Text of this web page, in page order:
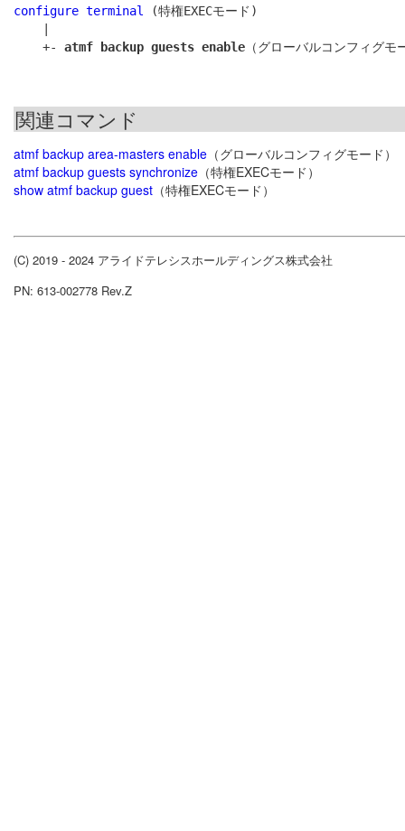
configure terminal
(特権EXECモード)
    +-
atmf backup guests enable
関連コマンド
atmf backup area-masters enable （グローバルコンフィグモード）
atmf backup guests synchronize （特権EXECモード）
show atmf backup guest （特権EXECモード）
(C) 2019 - 2024 アライドテレシスホールディングス株式会社
PN: 613-002778 Rev.Z